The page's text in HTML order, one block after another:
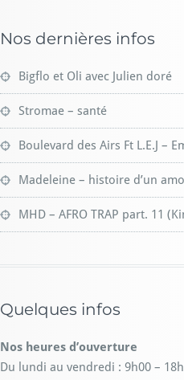
Nos dernières infos
Bigflo et Oli avec Julien doré
Stromae – santé
Boulevard des Airs Ft L.E.J –
Madeleine – histoire d’un
MHD – AFRO TRAP part. 11
Quelques infos
Nos heures d’ouverture
Du lundi au vendredi : 9h00 –